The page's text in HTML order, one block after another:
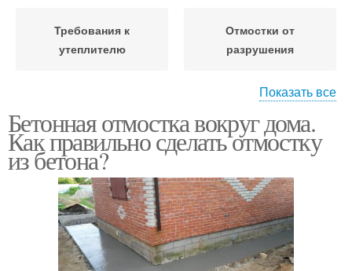
Требования к
утеплителю
Отмостки от
разрушения
Отмостка по технологии Отмостки по периметру
Показать все
Бетонная отмостка вокруг дома.
Как правильно сделать отмостку
из бетона?